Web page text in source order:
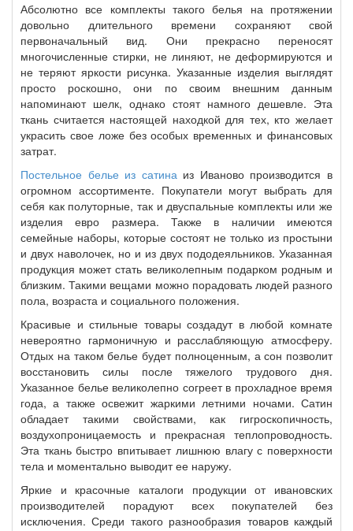
Абсолютно все комплекты такого белья на протяжении
довольно длительного времени сохраняют свой
первоначальный вид. Они прекрасно переносят
многочисленные стирки, не линяют, не деформируются и
не теряют яркости рисунка. Указанные изделия выглядят
просто роскошно, они по своим внешним данным
напоминают шелк, однако стоят намного дешевле. Эта
ткань считается настоящей находкой для тех, кто желает
украсить свое ложе без особых временных и финансовых
затрат.
Постельное белье из сатинаиз Иваново производится в
огромном ассортименте. Покупатели могут выбрать для
себя как полуторные, так и двуспальные комплекты или же
изделия евро размера. Также в наличии имеются
семейные наборы, которые состоят не только из простыни
и двух наволочек, но и из двух пододеяльников. Указанная
продукция может стать великолепным подарком родным и
близким. Такими вещами можно порадовать людей разного
пола, возраста и социального положения.
Красивые и стильные товары создадут в любой комнате
невероятно гармоничную и расслабляющую атмосферу.
Отдых на таком белье будет полноценным, а сон позволит
восстановить силы после тяжелого трудового дня.
Указанное белье великолепно согреет в прохладное время
года, а также освежит жаркими летними ночами. Сатин
обладает такими свойствами, как гигроскопичность,
воздухопроницаемость и прекрасная теплопроводность.
Эта ткань быстро впитывает лишнюю влагу с поверхности
тела и моментально выводит ее наружу.
Яркие и красочные каталоги продукции от ивановских
производителей порадуют всех покупателей без
исключения. Среди такого разнообразия товаров каждый